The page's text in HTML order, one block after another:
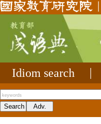
Idiom search